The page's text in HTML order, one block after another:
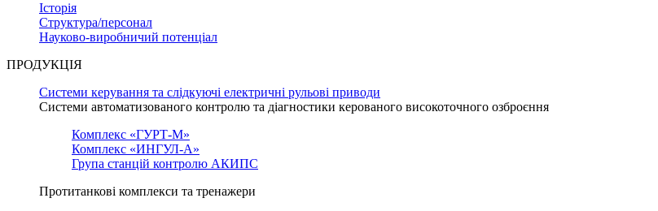
Історія
Структура/персонал
Науково-виробничий потенціал
ПРОДУКЦІЯ
Системи керування та слідкуючі електричні рульові приводи
Системи автоматизованого контролю та діагностики керованого високоточного озброєння
Комплекс «ГУРТ-М»
Комплекс «ИНГУЛ-А»
Група станцій контролю АКИПС
Протитанкові комплекси та тренажери